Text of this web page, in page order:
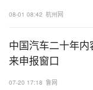
08-01 08:42 杭州网
中国汽车二十年
来申报窗口
07-20 17:18 鲁网